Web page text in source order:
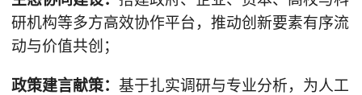
研机构等多方高效协作平台，推动创新要素有序流
动与价值共创；
政策建言献策： 基于扎实调研与专业分析，为人工